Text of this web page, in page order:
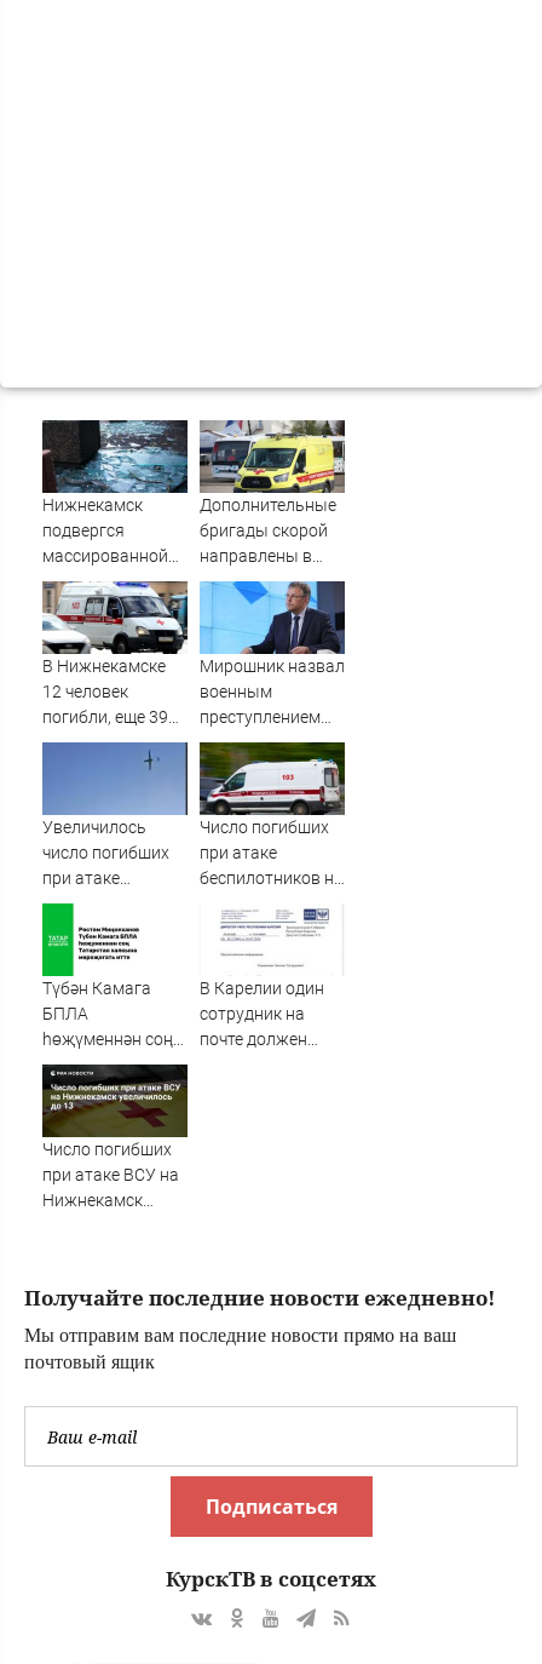
Нижнекамск
подвергся
массированной
атаке БПЛА, есть
погибшие
Дополнительные
бригады скорой
направлены в
Нижнекамск для
помощи
пострадавшим
при атаке БПЛА
В Нижнекамске
12 человек
погибли, еще 39
пострадали при
Мирошник назвал
военным
преступлением
атаку дронов ВСУ
на Нижнекамск
Увеличилось
число погибших
при атаке
беспилотников:
среди них есть
ребенок
Число погибших
при атаке
беспилотников на
выросло до 13
Түбән Камага
БПЛА
һөҗүменнән соң
Рөстәм
Миңнеханов
Татарстан
халкына
мөрәҗәгать итте
В Карелии один
сотрудник на
почте должен
Число погибших
при атаке ВСУ на
Нижнекамск
Получайте последние новости ежедневно!
Мы отправим вам последние новости прямо на ваш
почтовый ящик
Подписаться
КурскТВ в соцсетях